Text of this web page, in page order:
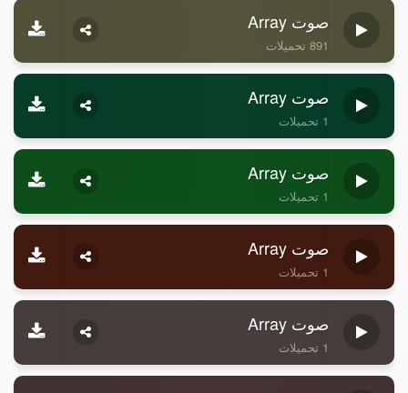
صوت Array
891 تحميلات
صوت Array
1 تحميلات
صوت Array
1 تحميلات
صوت Array
1 تحميلات
صوت Array
1 تحميلات